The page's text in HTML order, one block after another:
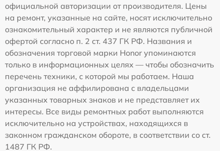
официальной авторизации от производителя. Цены
на ремонт, указанные на сайте, носят исключительно
ознакомительный характер и не являются публичной
офертой согласно п. 2 ст. 437 ГК РФ. Названия и
обозначения торговой марки Honor упоминаются
только в информационных целях — чтобы обозначить
перечень техники, с которой мы работаем. Наша
организация не аффилирована с владельцами
указанных товарных знаков и не представляет их
интересы. Все виды ремонтных работ выполняются
исключительно на устройствах, находящихся в
законном гражданском обороте, в соответствии со ст.
1487 ГК РФ.